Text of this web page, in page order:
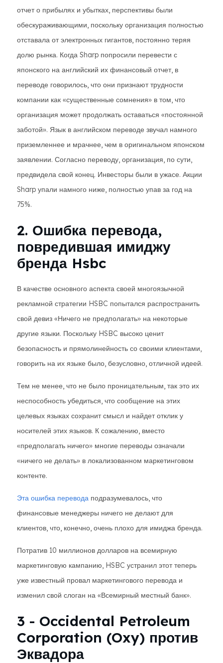
отчет о прибылях и убытках, перспективы были
обескураживающими, поскольку организация полностью
отставала от электронных гигантов, постоянно теряя
долю рынка. Когда Sharp попросили перевести с
японского на английский их финансовый отчет, в
переводе говорилось, что они признают трудности
компании как «существенные сомнения» в том, что
организация может продолжать оставаться «постоянной
заботой». Язык в английском переводе звучал намного
приземленнее и мрачнее, чем в оригинальном японском
заявлении. Согласно переводу, организация, по сути,
предвидела свой конец. Инвесторы были в ужасе. Акции
Sharp упали намного ниже, полностью упав за год на
75%.
2. Ошибка перевода,
повредившая имиджу
бренда Hsbc
В качестве основного аспекта своей многоязычной
рекламной стратегии HSBC попытался распространить
свой девиз «Ничего не предполагать» на некоторые
другие языки. Поскольку HSBC высоко ценит
безопасность и прямолинейность со своими клиентами,
говорить на их языке было, безусловно, отличной идеей.
Тем не менее, что не было проницательным, так это их
неспособность убедиться, что сообщение на этих
целевых языках сохранит смысл и найдет отклик у
носителей этих языков. К сожалению, вместо
«предполагать ничего» многие переводы означали
«ничего не делать» в локализованном маркетинговом
контенте.
Эта ошибка перевода подразумевалось, что
финансовые менеджеры ничего не делают для
клиентов, что, конечно, очень плохо для имиджа бренда.
Потратив 10 миллионов долларов на всемирную
маркетинговую кампанию, HSBC устранил этот теперь
уже известный провал маркетингового перевода и
изменил свой слоган на «Всемирный местный банк».
3 - Occidental Petroleum
Corporation (Oxy) против
Эквадора